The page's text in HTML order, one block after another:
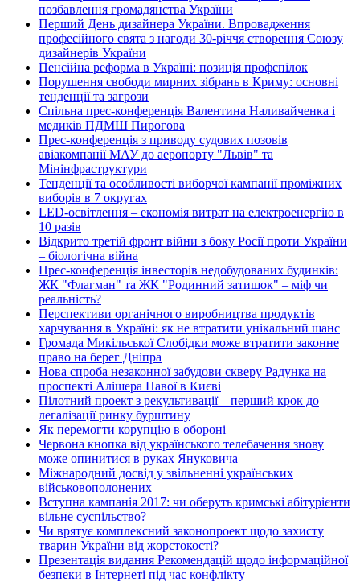
позбавлення громадянства України
Перший День дизайнера України. Впровадження
професійного свята з нагоди 30-річчя створення Союзу
дизайнерів України
Пенсійна реформа в Україні: позиція профспілок
Порушення свободи мирних зібрань в Криму: основні
тенденції та загрози
Спільна прес-конференція Валентина Наливайченка і
медиків ПДМШ Пирогова
Прес-конференція з приводу судових позовів
авіакомпанії МАУ до аеропорту "Львів" та
Мінінфраструктури
Тенденції та особливості виборчої кампанії проміжних
виборів в 7 округах
LED-освітлення – економія витрат на електроенергію в
10 разів
Відкрито третій фронт війни з боку Росії проти України
– біологічна війна
Прес-конференція інвесторів недобудованих будинків:
ЖК "Флагман" та ЖК "Родинний затишок" – міф чи
реальність?
Перспективи органічного виробництва продуктів
харчування в Україні: як не втратити унікальний шанс
Громада Микільської Слобідки може втратити законне
право на берег Дніпра
Нова спроба незаконної забудови скверу Радунка на
проспекті Алішера Навої в Києві
Пілотний проект з рекультивації – перший крок до
легалізації ринку бурштину
Як перемогти корупцію в обороні
Червона кнопка від українського телебачення знову
може опинитися в руках Януковича
Міжнародний досвід у звільненні українських
військовополонених
Вступна кампанія 2017: чи оберуть кримські абітурієнти
вільне суспільство?
Чи врятує комплексний законопроект щодо захисту
тварин України від жорстокості?
Презентація видання Рекомендацій щодо інформаційної
безпеки в Інтернеті під час конфлікту